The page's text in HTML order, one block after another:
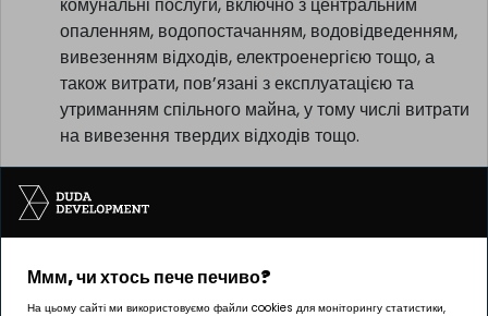
Ммм, чи хтось пече печиво?
На цьому сайті ми використовуємо файли cookies для моніторингу статистики,
комунальні послуги, включно з центральним
опаленням, водопостачанням, водовідведенням,
вивезенням відходів, електроенергією тощо, а
також витрати, пов’язані з експлуатацією та
утриманням спільного майна, у тому числі витрати
на вивезення твердих відходів тощо.
Інвестицію реалізує компанія Pułaskiego 19 sp. z o.o.